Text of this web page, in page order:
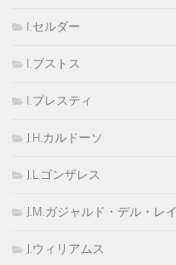
I.セルダー
I.ブストス
I.プレスティ
J.H.カルドーソ
J.L.ゴンザレス
J.M.ガジャルド・デル・レイ
J.ウィリアムス